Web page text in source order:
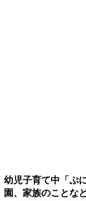
幼児子育て中「ぷ
園、家族のことなど